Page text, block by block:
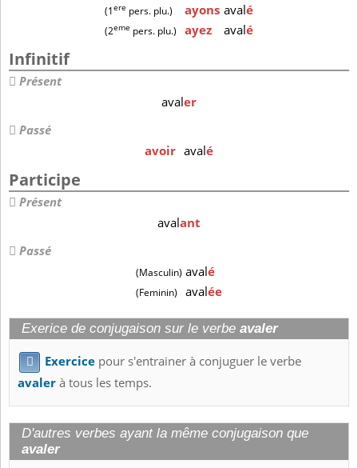
(1ere pers. plu.) ayons avalé
(2eme pers. plu.) ayez avalé
Infinitif
Présent
avaler
Passé
avoir avalé
Participe
Présent
avalant
Passé
(Masculin) avalé
(Feminin) avalée
Exerice de conjugaison sur le verbe avaler
 Exercice pour s'entrainer à conjuguer le verbe
avalerà tous les temps.
D'autres verbes ayant la même conjugaison que
avaler